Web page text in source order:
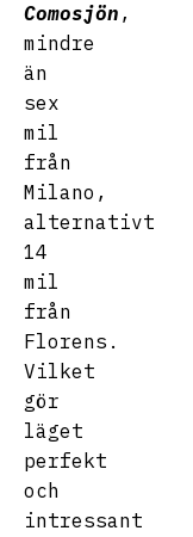
Comosjön ,
mindre
än
sex
mil
från
Milano,
alternativt
14
mil
från
Florens.
Vilket
gör
läget
perfekt
och
intressant